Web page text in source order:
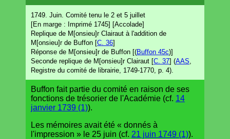
1749. Juin. Comité tenu le 2 et 5 juillet
[En marge : Imprimé 1745] [Accolade]
Replique de M[onsieu]r Clairaut à l'addition de
M[onsieu]r de Buffon [C. 36]
Réponse de M[onsieu]r de Buffon [(Buffon 45c)]
Seconde replique de M[onsieu]r Clairaut [C. 37] (AAS
Registre du comité de librairie, 1749-1770, p. 4).
Buffon fait partie du comité en raison de ses
fonctions de trésorier de l'Académie (cf. 14
janvier 1739 (1)).
Les mémoires avait été « donnés à
l'impression » le 25 juin (cf. 21 juin 1749 (1)).